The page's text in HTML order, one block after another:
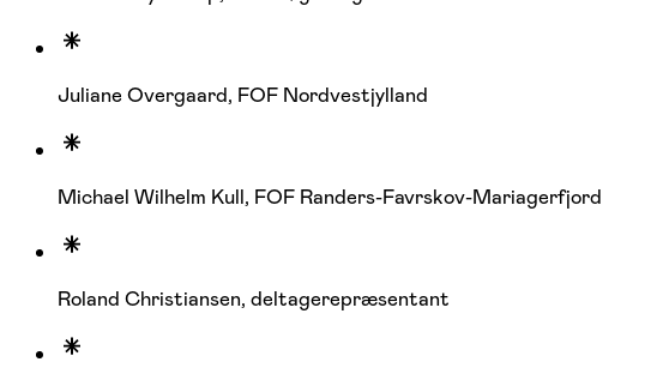
Juliane Overgaard, FOF Nordvestjylland
Michael Wilhelm Kull, FOF Randers-Favrskov-Mariagerfjord
Roland Christiansen, deltagerepræsentant